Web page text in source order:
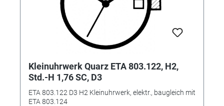
Kleinuhrwerk Quarz ETA 803.122, H2,
Std.-H 1,76 SC, D3
ETA 803.122 D3 H2 Kleinuhrwerk, elektr., baugleich mit
ETA 803.124